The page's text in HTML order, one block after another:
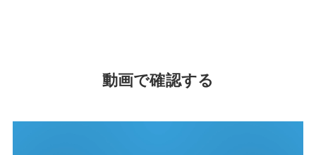
動画で確認する